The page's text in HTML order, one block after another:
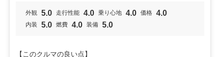
高いのに揺れも穏やかで運転手以外の車酔いも出ていない
Ｌ。軽油になり燃料代は毎回約１，５００円〜２，０００円
外観 5.0 走行性能 4.0 乗り心地 4.0 価格 4.0
内装 5.0 燃費 4.0 装備 5.0
【このクルマの良い点】